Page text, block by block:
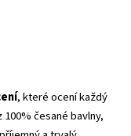
, které ocení každý
česané bavlny,